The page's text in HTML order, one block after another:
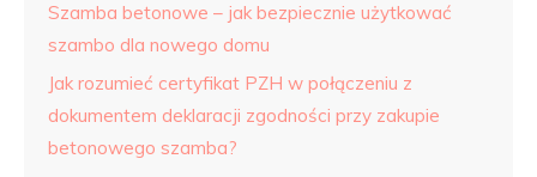
Szamba betonowe – jak bezpiecznie użytkować
szambo dla nowego domu
Jak rozumieć certyfikat PZH w połączeniu z
dokumentem deklaracji zgodności przy zakupie
betonowego szamba?